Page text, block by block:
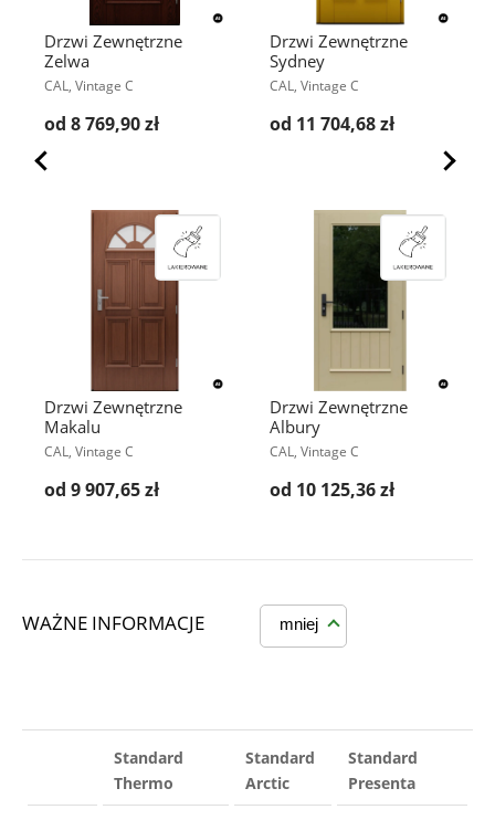
Drzwi Zewnętrzne
Zelwa
CAL, Vintage C
od 8 769,90 zł
Drzwi Zewnętrzne
Makalu
CAL, Vintage C
od 9 907,65 zł
Drzwi Zewnętrzne
Sydney
CAL, Vintage C
od 11 704,68 zł
Drzwi Zewnętrzne
Albury
CAL, Vintage C
od 10 125,36 zł
WAŻNE INFORMACJE mniej
Standard
Thermo
Standard
Arctic
Standard
Presenta